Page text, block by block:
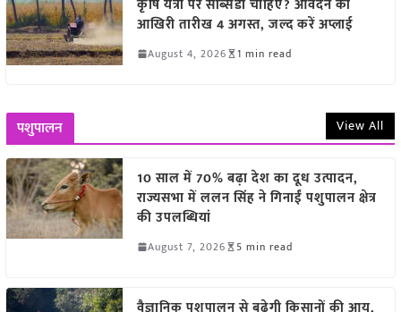
कृषि यंत्रों पर सब्सिडी चाहिए? आवेदन की
आखिरी तारीख 4 अगस्त, जल्द करें अप्लाई
August 4, 2026 1 min read
पशुपालन View All
10 साल में 70% बढ़ा देश का दूध उत्पादन,
राज्यसभा में ललन सिंह ने गिनाईं पशुपालन क्षेत्र
की उपलब्धियां
August 7, 2026 5 min read